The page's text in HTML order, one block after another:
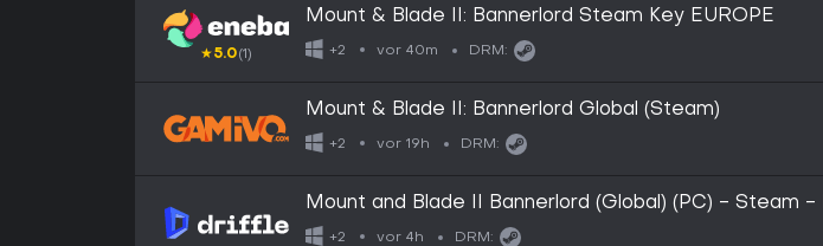
★5.0(1)
Mount & Blade II: Bannerlord Steam Key EUROPE
+2 vor 40m DRM:
Mount & Blade II: Bannerlord Global (Steam)
+2 vor 19h DRM:
Mount and Blade II Bannerlord (Global) (PC) - Steam -
Key
+2 vor 4h DRM: